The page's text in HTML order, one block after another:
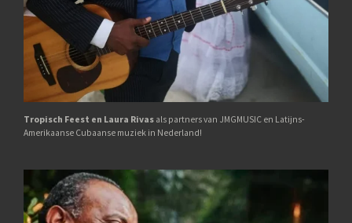
Tropisch Feest en Laura Rivas als partners van JMGMUSIC en Latijns-
Amerikaanse Cubaanse muziek in Nederland!